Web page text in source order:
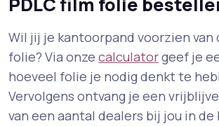
Wil jij je kantoorpand voorzien van
folie? Via onze calculatorgeef je
hoeveel folie je nodig denkt te
Vervolgens ontvang je een
van een aantal dealers bij jou in de